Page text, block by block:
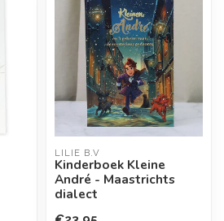
LILIE B.V
Kinderboek Kleine
André - Maastrichts
dialect